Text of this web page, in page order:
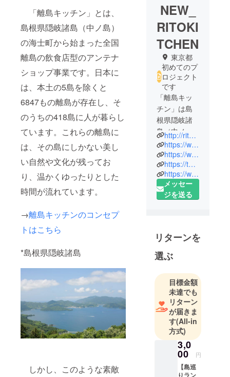
「離島キッチン」とは、
島根県隠岐諸島（中ノ島）
の海士町から始まった全国
離島の飲食店型のアンテナ
ショップ事業です。日本に
は、本土の5島を除くと
6847もの離島が存在し、そ
のうちの418島に人が暮らし
ています。これらの離島に
は、その島にしかない美し
い自然や文化が残ってお
り、温かくゆったりとした
時間が流れています。
→離島キッチンのコンセプ
トはこちら
*島根県隠岐諸島
しかし、このような素敵
NEW_
RITOKI
TCHEN
東京都
初めてのプ
ロジェクト
です
「離島キッ
チン」は島
根県隠岐諸
島（中ノ
島）の海士
町から始
まった全国
離島の飲食
店型アンテ
ナショップ
れまでより
も、より多
くの方々に
いただき、
島に足を運
んでいただ
けるように
「離島キッ
チン」の新
しい挑戦と
して、日本
橋に新店舗
http://ritokitchen.com/
https://www.facebook.com/ritokitchen/
https://www.facebook.com/ritokitchennihonbashi/
https://twitter.com/rito_nihonbashi
https://www.instagram.com/ritokitchennihonbashi/
メッセー
ジを送る
リターンを
選ぶ
目標金額
未達でも
リターン
が届きま
す(All-in
方式)
3,0
00 円
【島巡
りラン